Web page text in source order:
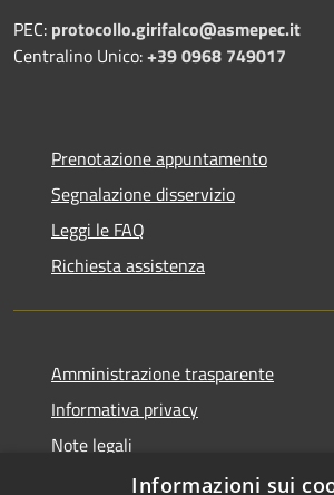
PEC: protocollo.girifalco@asmepec.it
Centralino Unico:+39 0968 749017
Prenotazione appuntamento
Segnalazione disservizio
Leggi le FAQ
Richiesta assistenza
Amministrazione trasparente
Informativa privacy
Note legali
Dichiarazione di accessibilità
Informazioni sui